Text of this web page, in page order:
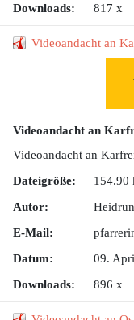
Downloads:
817 x
Videoandacht an
Videoandacht an
Videoandacht an
Dateigröße:
154.90
Autor:
E-Mail:
Datum:
09.
Downloads:
896 x